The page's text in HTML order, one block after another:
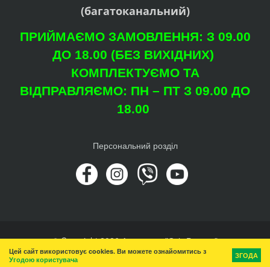
(багатоканальний)
ПРИЙМАЄМО ЗАМОВЛЕННЯ: З 09.00
ДО 18.00 (БЕЗ ВИХІДНИХ)
КОМПЛЕКТУЄМО ТА
ВІДПРАВЛЯЄМО: ПН – ПТ З 09.00 ДО
18.00
Персональний розділ
© Copyright 2026 Агроцентр "Світ Рослин"
Вгору
Цей сайт використовує cookies. Ви можете ознайомитись з
Угодою користувача
ЗГОДА